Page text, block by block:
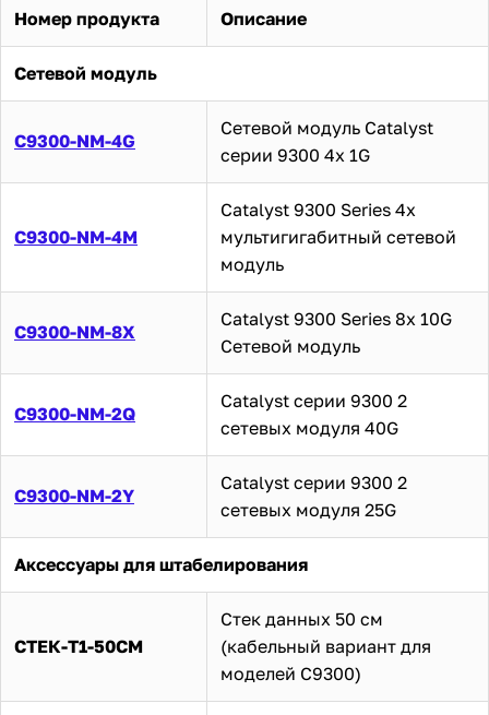
Номер продукта Описание
Сетевой модуль
C9300-NM-4G
Сетевой модуль Catalyst
серии 9300 4x 1G
C9300-NM-4M
Catalyst 9300 Series 4x
мультигигабитный сетевой
модуль
C9300-NM-8X
Catalyst 9300 Series 8x 10G
Сетевой модуль
C9300-NM-2Q
Catalyst серии 9300 2
сетевых модуля 40G
C9300-NM-2Y
Catalyst серии 9300 2
сетевых модуля 25G
Аксессуары для штабелирования
СТЕК-T1-50CM
Стек данных 50 см
(кабельный вариант для
моделей C9300)